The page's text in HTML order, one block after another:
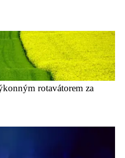
rotavátorem za